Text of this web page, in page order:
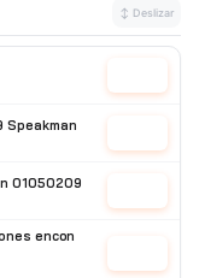
244G Yoke ↕ Deslizar
Speakman
01050209
encon